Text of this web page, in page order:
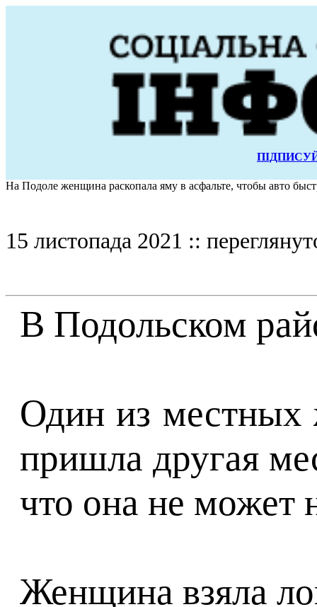
На Подоле женщина раскопала яму в асфальте, чтобы авто
15 листопада 2021 ::
В Подольском
Один из местных
пришла другая
что она не может
Женщина взяла